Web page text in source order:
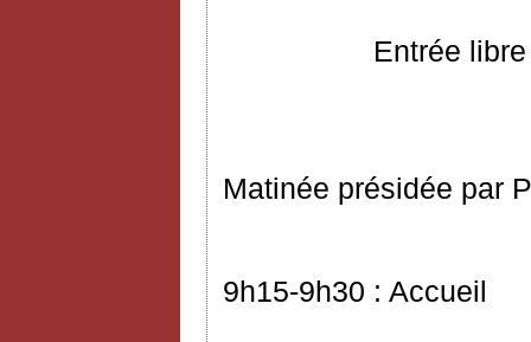
Entrée
Matinée présidée par
9h15-9h30 : Accueil